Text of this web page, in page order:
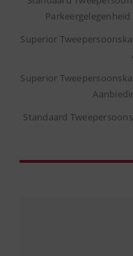
Superior
Superior
Standaard